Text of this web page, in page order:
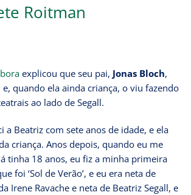
Roitman
explicou que seu pai, Jonas Bloch,
quando ela ainda criança, o viu fazendo
ao lado de Segall.
a Beatriz com sete anos de idade, e ela
criança. Anos depois, quando eu me
tinha 18 anos, eu fiz a minha primeira
foi ‘Sol de Verão’, e eu era neta de
Irene Ravache e neta de Beatriz Segall, e